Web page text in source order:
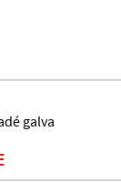
galva